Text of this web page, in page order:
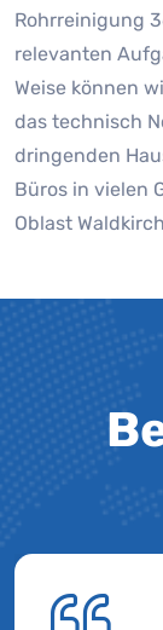
Rohrreinigung
relevanten
Weise können
das technisch
dringenden
Büros in vielen
Oblast